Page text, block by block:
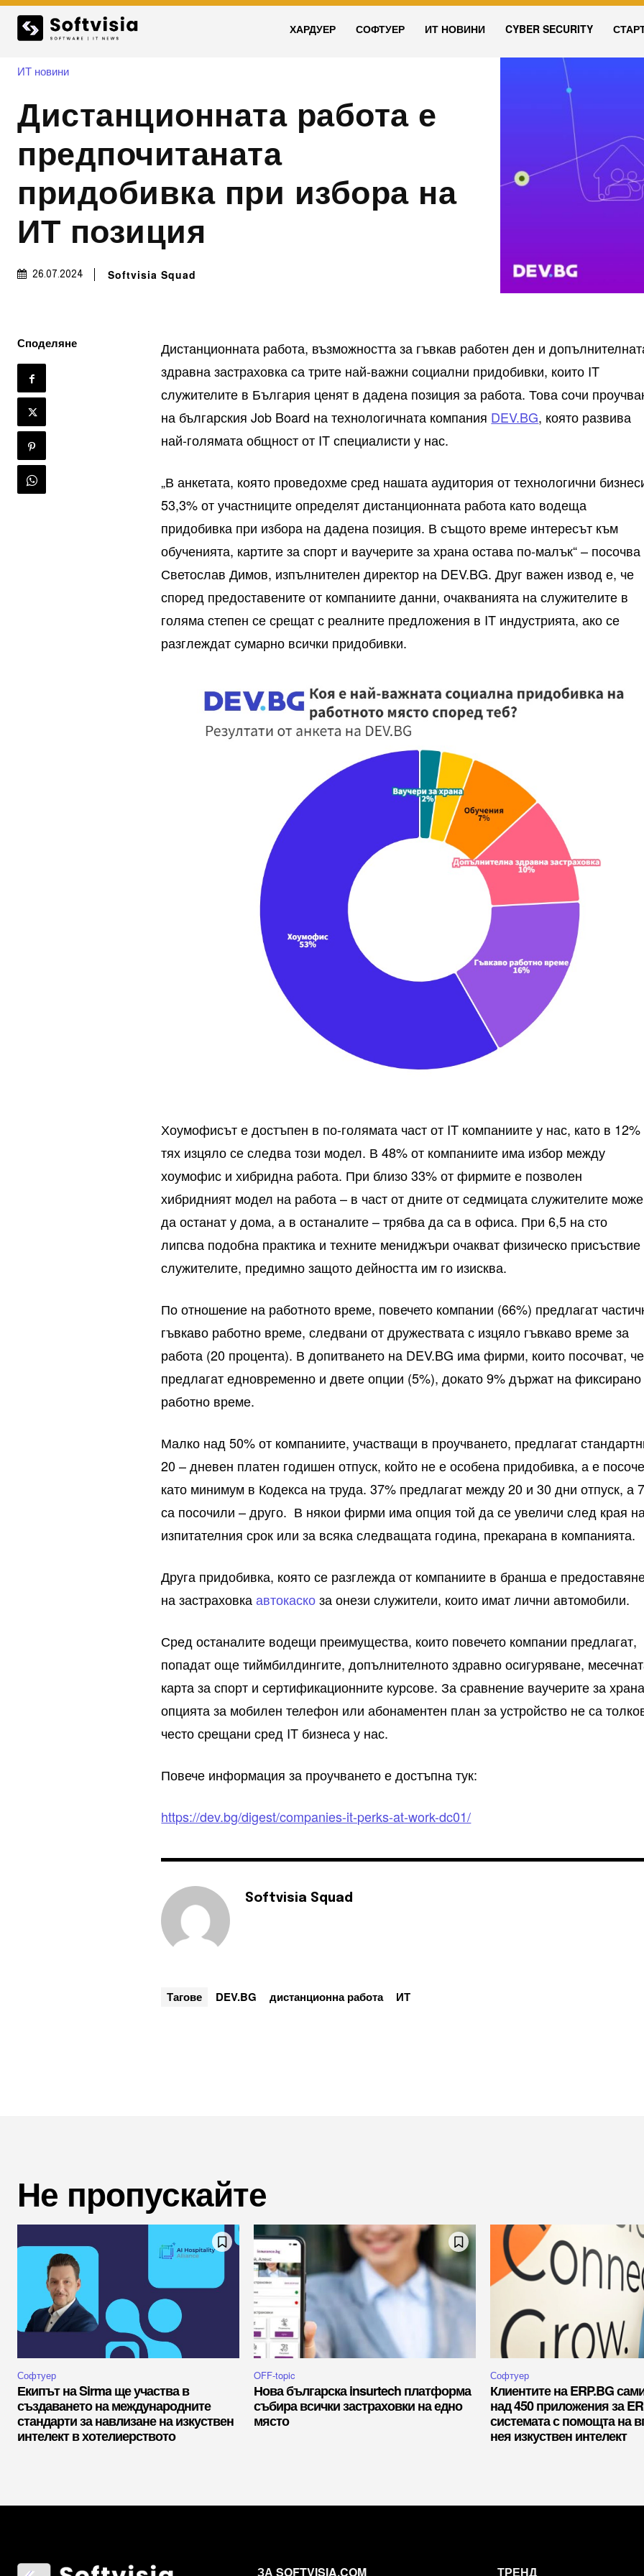
ХАРДУЕР СОФТУЕР ИТ НОВИНИ CYBER SECURITY
ИТ новини
Дистанционната работа е
предпочитаната
придобивка при избора на
ИТ позиция
26.07.2024 Softvisia Squad
Споделяне
Дистанционната работа, възможността за гъвкав работен ден и
здравна застраховка са трите най-важни социални придобивки, които IT
служителите в България ценят в дадена позиция за работа. Това сочи
на българския Job Board на технологичната компания DEV.BG, която развива
най-голямата общност от IT специалисти у нас.
„В анкетата, която проведохме сред нашата аудитория от технологични
53,3% от участниците определят дистанционната работа като водеща
придобивка при избора на дадена позиция. В същото време интересът към
обученията, картите за спорт и ваучерите за храна остава по-малък“ – посочва
Светослав Димов, изпълнителен директор на DEV.BG. Друг важен извод е, че
според предоставените от компаниите данни, очакванията на служителите в
голяма степен се срещат с реалните предложения в IT индустрията, ако се
разглеждат сумарно всички придобивки.
Хоумофисът е достъпен в по-голямата част от IT компаниите у нас, като в 12%
тях изцяло се следва този модел. В 48% от компаниите има избор между
хоумофис и хибридна работа. При близо 33% от фирмите е позволен
хибридният модел на работа – в част от дните от седмицата служителите може
да останат у дома, а в останалите – трябва да са в офиса. При 6,5 на сто
липсва подобна практика и техните мениджъри очакват физическо присъствие
служителите, предимно защото дейността им го изисква.
По отношение на работното време, повечето компании (66%) предлагат
гъвкаво работно време, следвани от дружествата с изцяло гъвкаво време за
работа (20 процента). В допитването на DEV.BG има фирми, които посочват, че
предлагат едновременно и двете опции (5%), докато 9% държат на фиксирано
работно време.
Малко над 50% от компаниите, участващи в проучването, предлагат
20 – дневен платен годишен отпуск, който не е особена придобивка, а е
като минимум в Кодекса на труда. 37% предлагат между 20 и 30 дни отпуск, а
са посочили – друго. В някои фирми има опция той да се увеличи след края
изпитателния срок или за всяка следващата година, прекарана в компанията.
Друга придобивка, която се разглежда от компаниите в бранша е
на застраховкаавтокаскоза онези служители, които имат лични автомобили.
Сред останалите водещи преимущества, които повечето компании предлагат,
попадат още тиймбилдингите, допълнителното здравно осигуряване,
карта за спорт и сертификационните курсове. За сравнение ваучерите за
опцията за мобилен телефон или абонаментен план за устройство не са
често срещани сред IT бизнеса у нас.
Повече информация за проучването е достъпна тук:
https://dev.bg/digest/companies-it-perks-at-work-dc01/
Softvisia Squad
Тагове DEV.BG дистанционна работа ИТ
Не пропускайте
Софтуер
Екипът на Sirma ще участва в
създаването на международните
стандарти за навлизане на изкуствен
интелект в хотелиерството
OFF-topic
Нова българска insurtech платформа
събира всички застраховки на едно
място
Софтуер
Клиентите на ERP.BG
над 450 приложения за
системата с помощта на
нея изкуствен интелект
ЗА SOFTVISIA.COM ТРЕНД